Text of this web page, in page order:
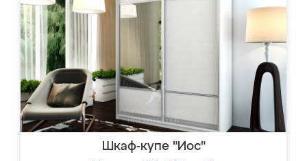
Шкаф-купе "Иос"